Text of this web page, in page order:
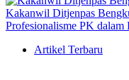
Kakanwil Ditjenpas
Profesionalisme PK
Artikel Terbaru